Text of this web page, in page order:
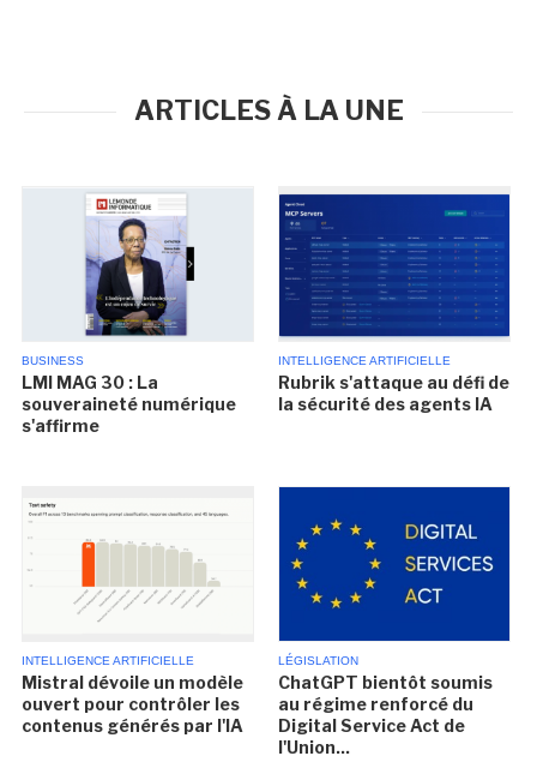
ARTICLES À LA UNE
BUSINESS
LMI MAG 30 : La
souveraineté numérique
s'affirme
INTELLIGENCE ARTIFICIELLE
Rubrik s'attaque au défi de
la sécurité des agents IA
INTELLIGENCE ARTIFICIELLE
Mistral dévoile un modèle
ouvert pour contrôler les
contenus générés par l'IA
LÉGISLATION
ChatGPT bientôt soumis
au régime renforcé du
Digital Service Act de
l'Union...